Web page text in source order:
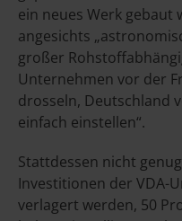
ein neues Werk gebaut
angesichts
großer
Unternehmen vor der
drosseln, Deutschland
einfach einstellen“.
Stattdessen nicht
Investitionen der VDA-
verlagert werden, 50